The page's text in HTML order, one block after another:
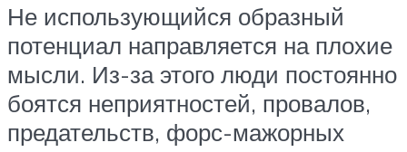
Не использующийся образный
потенциал направляется на плохие
мысли. Из-за этого люди постоянно
боятся неприятностей, провалов,
предательств, форс-мажорных